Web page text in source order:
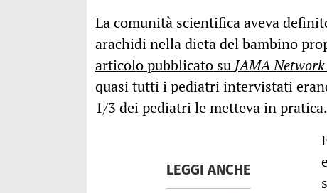
La comunità scientifica aveva
arachidi nella dieta del bambino
articolo pubblicato su JAMA Network
quasi tutti i pediatri intervistati
1/3 dei pediatri le metteva in pratica.
LEGGI ANCHE